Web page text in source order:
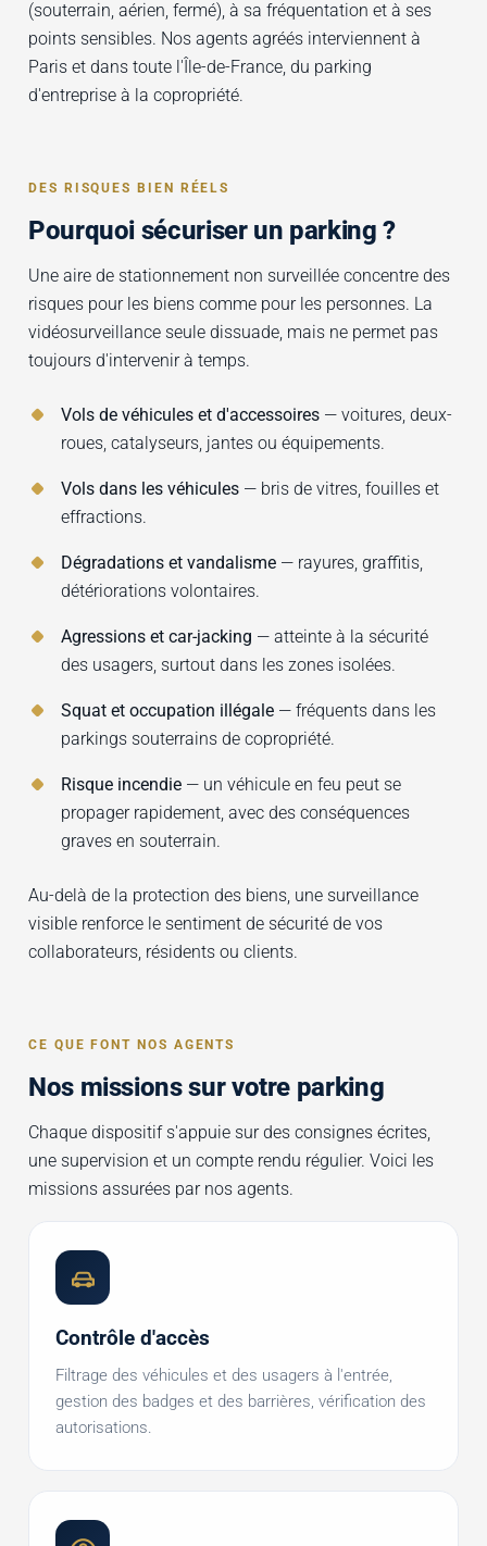
(souterrain, aérien, fermé), à sa fréquentation et à ses
points sensibles. Nos agents agréés interviennent à
Paris et dans toute l'Île-de-France, du parking
d'entreprise à la copropriété.
DES RISQUES BIEN RÉELS
Pourquoi sécuriser un parking ?
Une aire de stationnement non surveillée concentre des
risques pour les biens comme pour les personnes. La
vidéosurveillance seule dissuade, mais ne permet pas
toujours d'intervenir à temps.
Vols de véhicules et d'accessoires — voitures, deux-
roues, catalyseurs, jantes ou équipements.
Vols dans les véhicules — bris de vitres, fouilles et
effractions.
Dégradations et vandalisme — rayures, graffitis,
détériorations volontaires.
Agressions et car-jacking — atteinte à la sécurité
des usagers, surtout dans les zones isolées.
Squat et occupation illégale — fréquents dans les
parkings souterrains de copropriété.
Risque incendie — un véhicule en feu peut se
propager rapidement, avec des conséquences
graves en souterrain.
Au-delà de la protection des biens, une surveillance
visible renforce le sentiment de sécurité de vos
collaborateurs, résidents ou clients.
CE QUE FONT NOS AGENTS
Nos missions sur votre parking
Chaque dispositif s'appuie sur des consignes écrites,
une supervision et un compte rendu régulier. Voici les
missions assurées par nos agents.
Contrôle d'accès
Filtrage des véhicules et des usagers à l'entrée,
gestion des badges et des barrières, vérification des
autorisations.